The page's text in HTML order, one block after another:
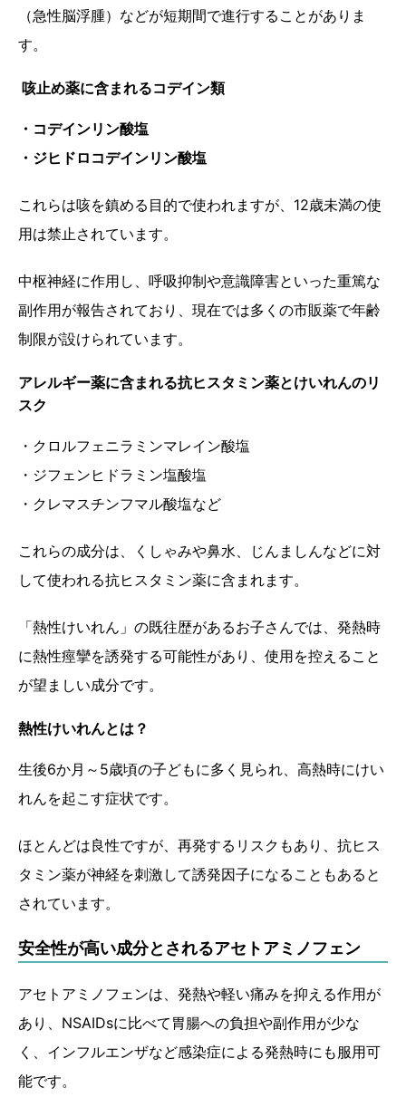
（急性脳浮腫）などが短期間で進行することがありま
す。
咳止め薬に含まれるコデイン類
・コデインリン酸塩
・ジヒドロコデインリン酸塩
これらは咳を鎮める目的で使われますが、12歳未満の使
用は禁止されています。
中枢神経に作用し、呼吸抑制や意識障害といった重篤な
副作用が報告されており、現在では多くの市販薬で年齢
制限が設けられています。
アレルギー薬に含まれる抗ヒスタミン薬とけいれんのリ
スク
・クロルフェニラミンマレイン酸塩
・ジフェンヒドラミン塩酸塩
・クレマスチンフマル酸塩など
これらの成分は、くしゃみや鼻水、じんましんなどに対
して使われる抗ヒスタミン薬に含まれます。
「熱性けいれん」の既往歴があるお子さんでは、発熱時
に熱性痙攣を誘発する可能性があり、使用を控えること
が望ましい成分です。
熱性けいれんとは？
生後6か月～5歳頃の子どもに多く見られ、高熱時にけい
れんを起こす症状です。
ほとんどは良性ですが、再発するリスクもあり、抗ヒス
タミン薬が神経を刺激して誘発因子になることもあると
されています。
安全性が高い成分とされるアセトアミノフェン
アセトアミノフェンは、発熱や軽い痛みを抑える作用が
あり、NSAIDsに比べて胃腸への負担や副作用が少な
く、インフルエンザなど感染症による発熱時にも服用可
能です。